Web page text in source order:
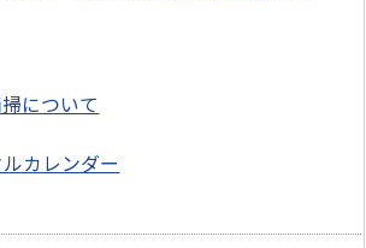
について
カレンダー